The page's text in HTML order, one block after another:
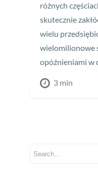
różnych
skutecznie
wielu
wielomilionowe
opóźnieniami w
3 min